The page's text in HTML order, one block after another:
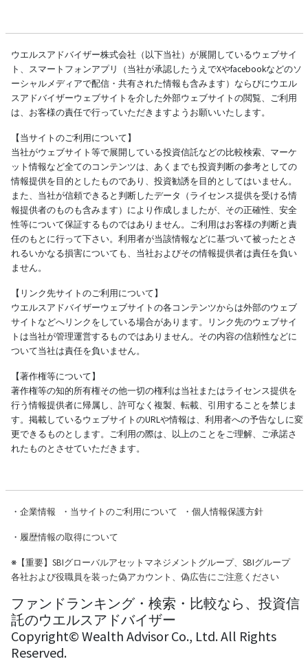
ウエルスアドバイザー株式会社（以下当社）が展開しているウェブサイ
ト、スマートフォンアプリ（当社が承認したうえでXやfacebookなどのソ
ーシャルメディアで配信・共有された情報も含みます）ならびにウエル
スアドバイザーウェブサイトを介した外部ウェブサイトの閲覧、ご利用
は、お客様の責任で行っていただきますようお願いいたします。
【当サイトのご利用について】
当社がウェブサイト等で展開している投資信託などの比較検索、マーケ
ット情報など全てのコンテンツは、あくまでも投資判断の参考としての
情報提供を目的としたものであり、投資勧誘を目的としてはいません。
また、当社が信頼できると判断したデータ（ライセンス提供を受ける情
報提供者のものも含みます）により作成しましたが、その正確性、安全
性等について保証するものではありません。ご利用はお客様の判断と責
任のもとに行って下さい。利用者が当該情報などに基づいて被ったとさ
れるいかなる損害についても、当社およびその情報提供者は責任を負い
ません。
【リンク先サイトのご利用について】
ウエルスアドバイザーウェブサイトの各コンテンツからは外部のウェブ
サイトなどへリンクをしている場合があります。リンク先のウェブサイ
トは当社が管理運営するものではありません。その内容の信頼性などに
ついて当社は責任を負いません。
【著作権等について】
著作権等の知的所有権その他一切の権利は当社またはライセンス提供を
行う情報提供者に帰属し、許可なく複製、転載、引用することを禁じま
す。掲載しているウェブサイトのURLや情報は、利用者への予告なしに変
更できるものとします。ご利用の際は、以上のことをご理解、ご承諾さ
れたものとさせていただきます。
・ 企業情報 ・ 当サイトのご利用について ・ 個人情報保護方針
・ 履歴情報の取得について
※【重要】SBIグローバルアセットマネジメントグループ、SBIグループ
各社および役職員を装った偽アカウント、偽広告にご注意ください
ファンドランキング・検索・比較なら、投資信
託のウエルスアドバイザー
Copyright© Wealth Advisor Co., Ltd. All Rights
Reserved.